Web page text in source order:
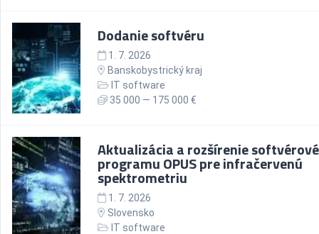
Dodanie softvéru
1. 7. 2026
Banskobystrický kraj
IT software
35 000 — 175 000 €
Aktualizácia a rozšírenie
programu OPUS pre infračervenú
spektrometriu
1. 7. 2026
Slovensko
IT software